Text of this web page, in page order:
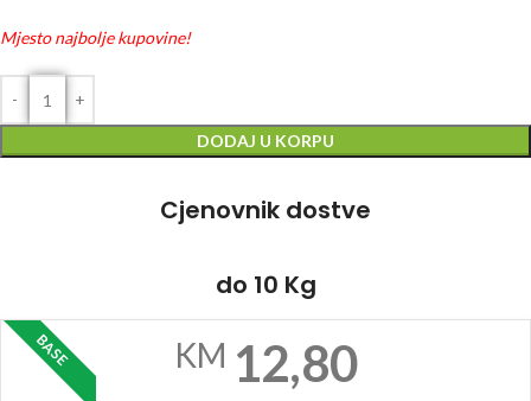
Mjesto najbolje kupovine!
DODAJ U KORPU
Cjenovnik dostve
do 10 Kg
BASE KM 12,80